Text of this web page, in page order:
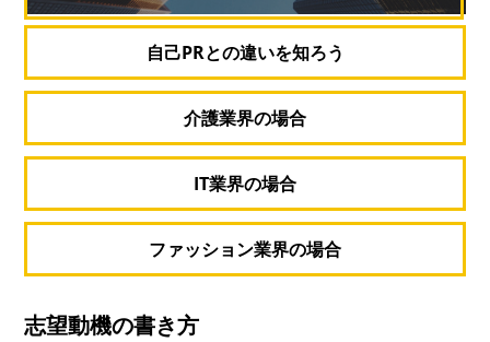
自己PRとの違いを知ろう
介護業界の場合
IT業界の場合
ファッション業界の場合
志望動機の書き方